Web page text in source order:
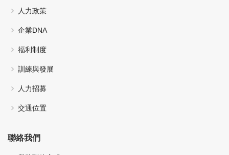
人力政策
企業DNA
福利制度
訓練與發展
人力招募
交通位置
聯絡我們